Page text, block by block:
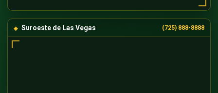
Suroeste de Las Vegas (725) 888-8888